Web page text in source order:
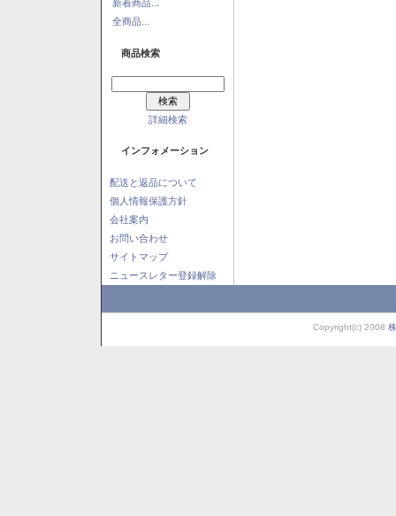
新着商品...
全商品...
商品検索
詳細検索
インフォメーション
配送と返品について
個人情報保護方針
会社案内
お問い合わせ
サイトマップ
ニュースレター登録解除
Copyright(c) 2008